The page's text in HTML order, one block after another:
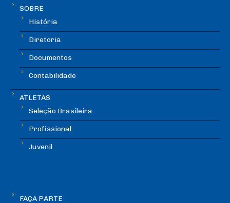
SOBRE
História
Diretoria
Documentos
Contabilidade
ATLETAS
Seleção Brasileira
Profissional
Juvenil
FAÇA PARTE